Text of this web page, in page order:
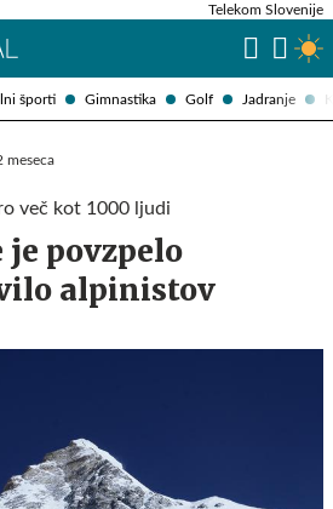
športi Gimnastika Golf Jadranje
Telekom Slovenije
meseca
več kot 1000 ljudi
je povzpelo
alpinistov